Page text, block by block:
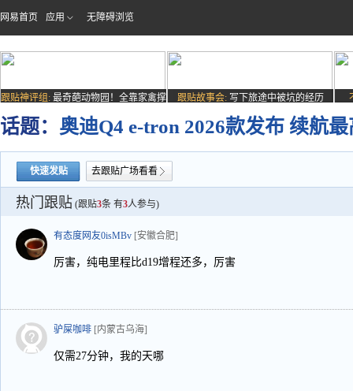
网易首页 应用 无障碍浏览
跟贴神评组: 最奇葩动物园！全靠家禽撑
场子
跟贴故事会: 写下旅途中被坑的经历
话题： 奥迪Q4 e-tron 2026款发布 续航
快速发贴 去跟贴广场看看
热门跟贴 (跟贴3条 有3人参与)
有态度网友0isMBv [安徽合肥]
厉害，纯电里程比d19增程还多，厉害
驴屎咖啡 [内蒙古乌海]
仅需27分钟，我的天哪